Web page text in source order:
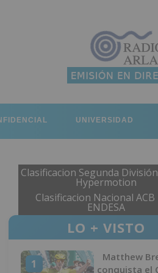
UNIVERSIDAD
Clasificacion Segunda
Hypermotion
Clasificacion Nacional ACB
ENDESA
LO + VISTO
1
Matthew
conquista el